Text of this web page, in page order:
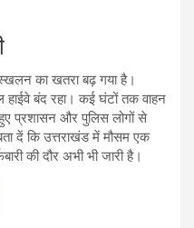
का खतरा बढ़ गया है।
बंद रहा। कई घंटों तक वाहन
प्रशासन और पुलिस लोगों से
दें कि उत्तराखंड में मौसम एक
की दौर अभी भी जारी है।